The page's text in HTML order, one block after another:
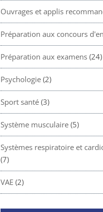
Ouvrages et applis
Préparation aux concours
Préparation aux examens(24)
Psychologie(2)
Sport santé(3)
Système musculaire(5)
Systèmes respiratoire et
(7)
VAE(2)